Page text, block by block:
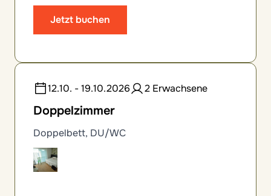
Jetzt buchen
12.10. - 19.10.2026 2 Erwachsene
Doppelzimmer
Doppelbett, DU/WC